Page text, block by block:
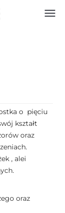
o pięciu
kształt
oraz
, alei
oraz